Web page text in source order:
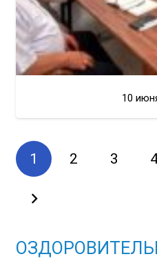
10
1 2 3